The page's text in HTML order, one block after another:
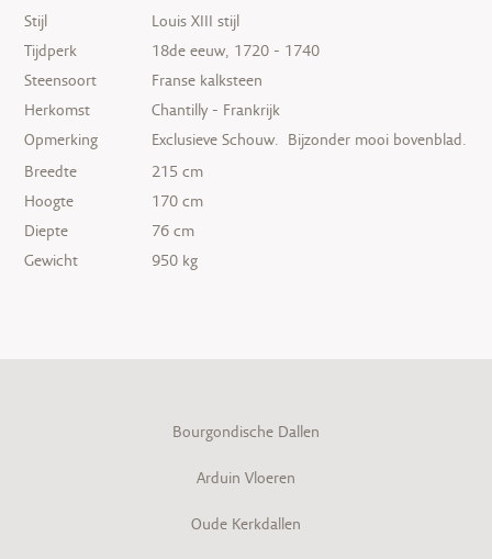
Stijl
Louis XIII stijl
Tijdperk
18de eeuw, 1720 - 1740
Steensoort
Franse kalksteen
Herkomst
Chantilly - Frankrijk
Opmerking
Exclusieve Schouw. Bijzonder mooi bovenblad.
Breedte
215 cm
Hoogte
170 cm
Diepte
76 cm
Gewicht
950 kg
Bourgondische Dallen
Arduin Vloeren
Oude Kerkdallen